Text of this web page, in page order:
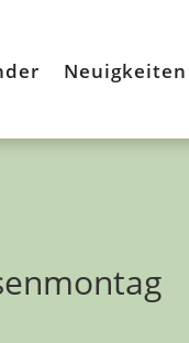
Neuigkeiten